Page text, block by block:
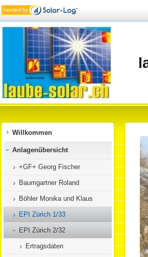
Willkommen
Anlagenübersicht
+GF+ Georg Fischer
Baumgartner Roland
Böhler Monika und Klaus
EPI Zürich 1/33
EPI Zürich 2/32
Ertragsdaten